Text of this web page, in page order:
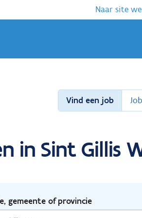
Naar site
Vind een job
Sint Gillis
gemeente of provincie